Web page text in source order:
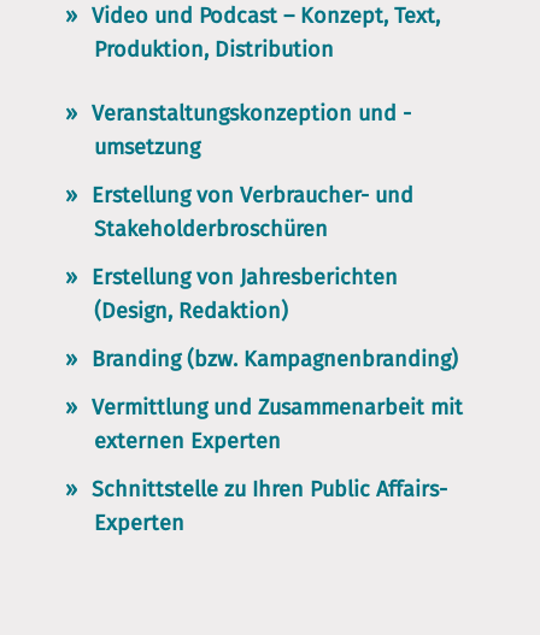
Video und Podcast – Konzept, Text,
Produktion, Distribution
Veranstaltungskonzeption und -
umsetzung
Erstellung von Verbraucher- und
Stakeholderbroschüren
Erstellung von Jahresberichten
(Design, Redaktion)
Branding (bzw. Kampagnenbranding)
Vermittlung und Zusammenarbeit mit
externen Experten
Schnittstelle zu Ihren Public Affairs-
Experten